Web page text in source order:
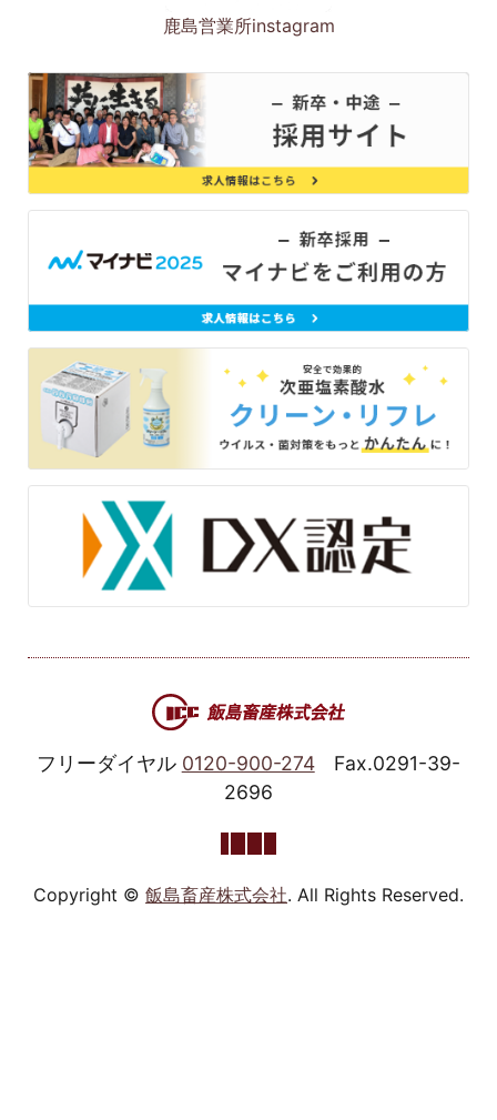
鹿島営業所instagram
フリーダイヤル 0120-900-274
Fax.0291-39-
2696
Copyright © 飯島畜産株式会社. All Rights Reserved.